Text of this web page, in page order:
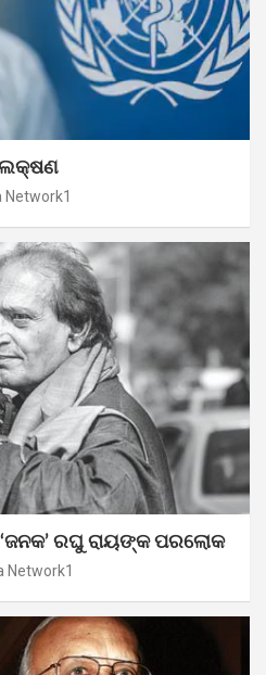
ଲକ୍ଷଣ
Network1
ରଘୁ ରାୟଙ୍କ ପରଲୋକ
Network1